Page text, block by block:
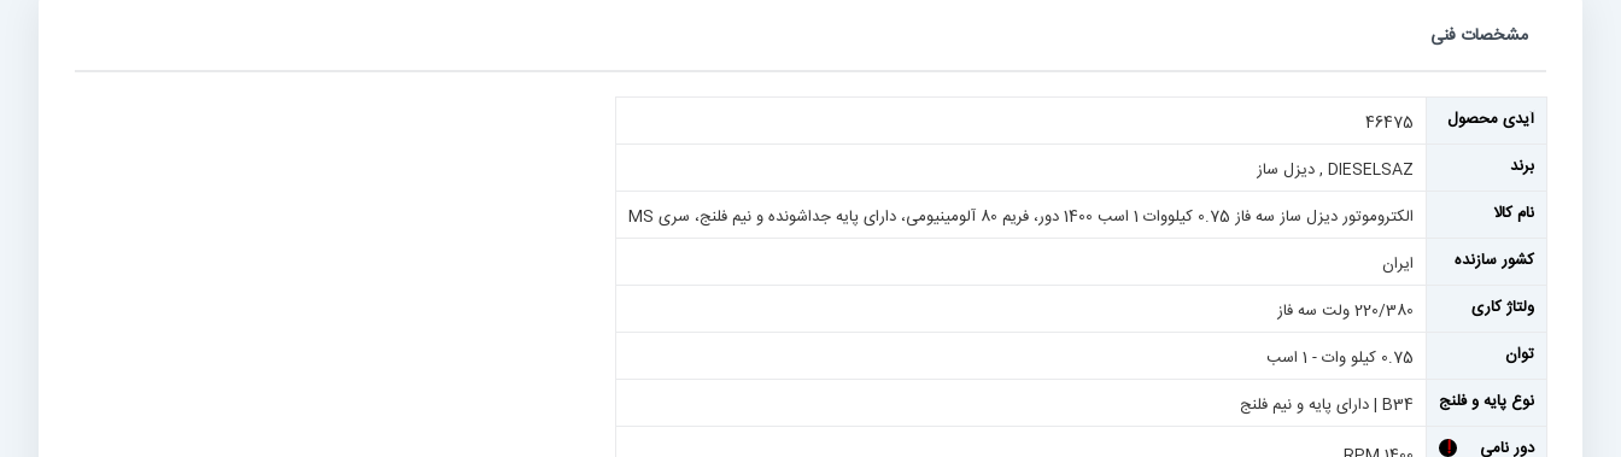
مشخصات فنی
مشخصات
فنی
آیدی محصول
46475
برند
DIESELSAZ , دیزل ساز
نام کالا
الکتروموتور دیزل ساز سه فاز 0.75 کیلووات 1 اسب 1400 دور، فریم 80 آلومینیومی، دارای پایه جداشونده و نیم فلنج، سری MS
کشور سازنده
ایران
ولتاژ کاری
220/380 ولت سه فاز
توان
0.75 کیلو وات - 1 اسب
نوع پایه و فلنج
B34 | دارای پایه و نیم فلنج
دور نامی
!